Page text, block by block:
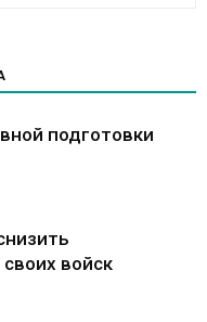
подготовки
войск